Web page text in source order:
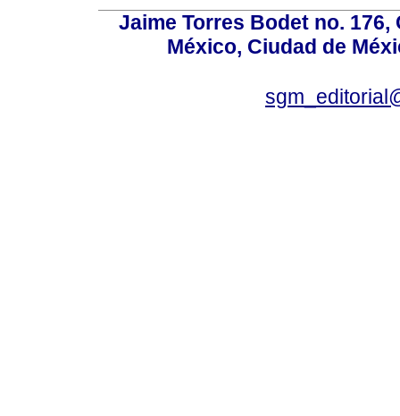
Jaime Torres Bodet no. 176,
México, Ciudad de